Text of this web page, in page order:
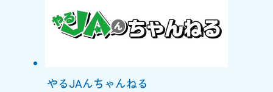
やるJAんちゃんねる